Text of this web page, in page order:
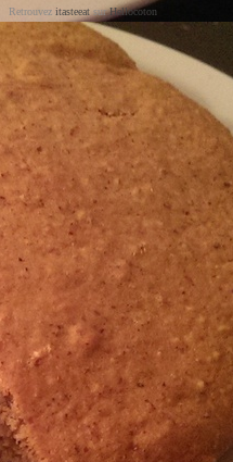
Retrouvez itasteeat surHellocoton